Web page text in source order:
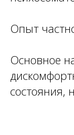
Опыт
Основное
состояния,